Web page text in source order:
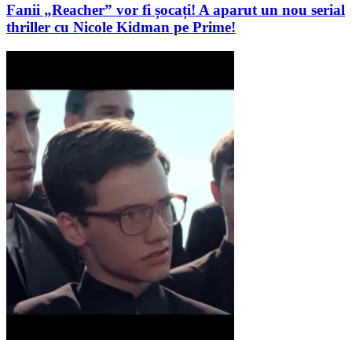
Fanii „Reacher” vor fi șocați! A aparut un nou serial
thriller cu Nicole Kidman pe Prime!